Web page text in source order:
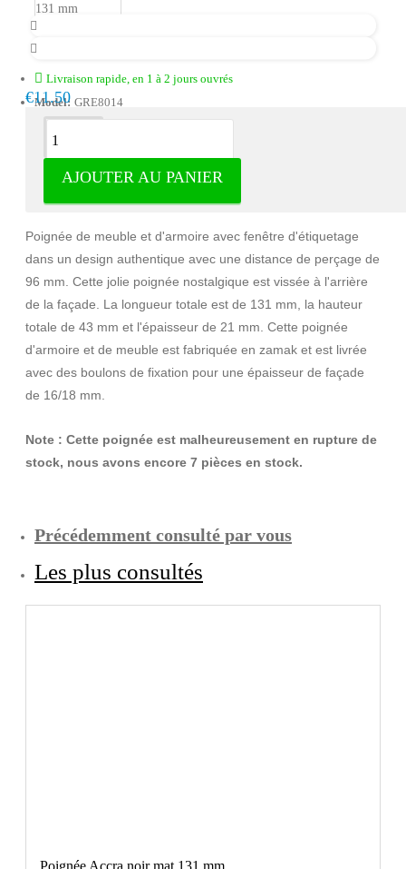
Livraison rapide, en 1 à 2 jours ouvrés
Model: GRE8014
€11.50
AJOUTER AU PANIER
Description
Poignée Accra zamak noir mat
Poignée de meuble et d'armoire avec fenêtre d'étiquetage
dans un design authentique avec une distance de perçage de
96 mm. Cette jolie poignée nostalgique est vissée à l'arrière
de la façade. La longueur totale est de 131 mm, la hauteur
totale de 43 mm et l'épaisseur de 21 mm. Cette poignée
d'armoire et de meuble est fabriquée en zamak et est livrée
avec des boulons de fixation pour une épaisseur de façade
de 16/18 mm.
Note : Cette poignée est malheureusement en rupture de
stock, nous avons encore 7 pièces en stock.
Précédemment consulté par vous
Les plus consultés
Poignée Accra noir mat 131 mm